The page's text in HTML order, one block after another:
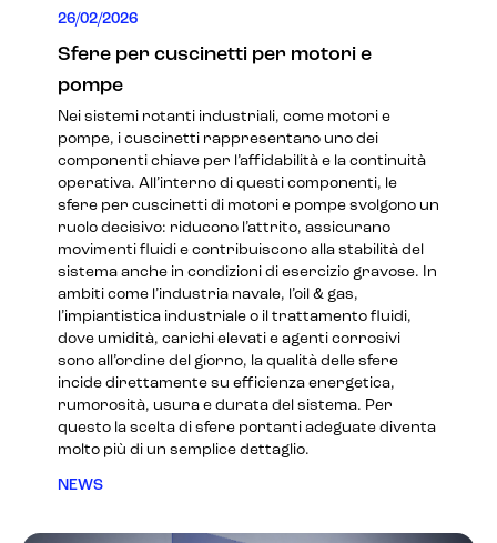
26/02/2026
Sfere per cuscinetti per motori e
pompe
Nei sistemi rotanti industriali, come motori e
pompe, i cuscinetti rappresentano uno dei
componenti chiave per l’affidabilità e la continuità
operativa. All’interno di questi componenti, le
sfere per cuscinetti di motori e pompe svolgono un
ruolo decisivo: riducono l’attrito, assicurano
movimenti fluidi e contribuiscono alla stabilità del
sistema anche in condizioni di esercizio gravose. In
ambiti come l’industria navale, l’oil & gas,
l’impiantistica industriale o il trattamento fluidi,
dove umidità, carichi elevati e agenti corrosivi
sono all’ordine del giorno, la qualità delle sfere
incide direttamente su efficienza energetica,
rumorosità, usura e durata del sistema. Per
questo la scelta di sfere portanti adeguate diventa
molto più di un semplice dettaglio.
NEWS